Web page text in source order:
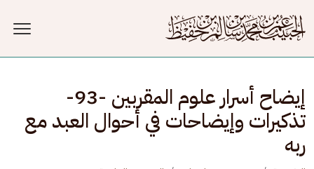
إيضاح أسرار علوم المقربين -93-
تذكيرات وإيضاحات في أحوال العبد مع
ربه